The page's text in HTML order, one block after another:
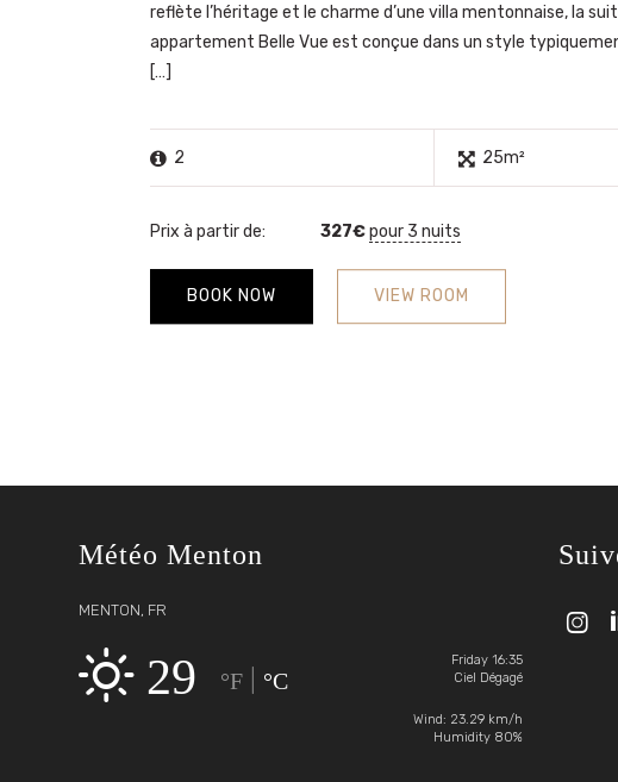
reflète l’héritage et le charme d’une villa mentonnaise, la
appartement Belle Vue est conçue dans un style
[…]
2 25m²
Prix à partir de: 327€pour 3 nuits
VIEW ROOM
BOOK NOW
Météo Menton
MENTON, FR
Friday 16:35
Ciel Dégagé
Wind: 23.29 km/h
Humidity 80%
29 °F °C
